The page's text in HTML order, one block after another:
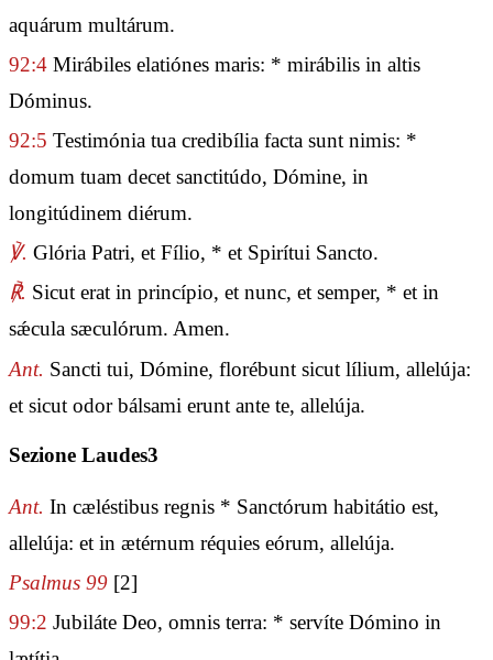
aquárum multárum.
92:4 Mirábiles elatiónes maris: * mirábilis in altis
Dóminus.
92:5 Testimónia tua credibília facta sunt nimis: *
domum tuam decet sanctitúdo, Dómine, in
longitúdinem diérum.
℣. Glória Patri, et Fílio, * et Spirítui Sancto.
℟. Sicut erat in princípio, et nunc, et semper, * et in
sǽcula sæculórum. Amen.
Ant. Sancti tui, Dómine, florébunt sicut lílium, allelúja:
et sicut odor bálsami erunt ante te, allelúja.
Sezione Laudes3
Ant. In cæléstibus regnis * Sanctórum habitátio est,
allelúja: et in ætérnum réquies eórum, allelúja.
Psalmus 99 [2]
99:2 Jubiláte Deo, omnis terra: * servíte Dómino in